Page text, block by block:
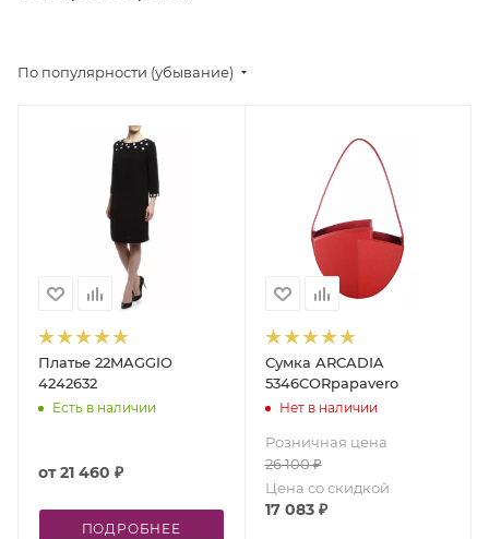
По популярности (убывание)
Платье 22MAGGIO
4242632
Есть в наличии
от21 460 ₽
ПОДРОБНЕЕ
Сумка ARCADIA
5346CORpapavero
Нет в наличии
Розничная цена
26 100₽
Цена со скидкой
17 083₽